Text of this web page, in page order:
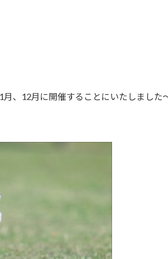
、12月に開催することにいたしました